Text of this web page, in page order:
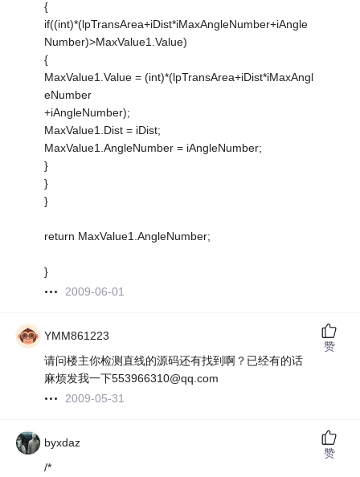
{
if((int)*(lpTransArea+iDist*iMaxAngleNumber+iAngle
Number)>MaxValue1.Value)
{
MaxValue1.Value = (int)*(lpTransArea+iDist*iMaxAngl
eNumber
+iAngleNumber);
MaxValue1.Dist = iDist;
MaxValue1.AngleNumber = iAngleNumber;
}
}
}
return MaxValue1.AngleNumber;
}
2009-06-01
YMM861223
请问楼主你检测直线的源码还有找到啊？已经有的话
麻烦发我一下553966310@qq.com
2009-05-31
赞
byxdaz
/*
赞